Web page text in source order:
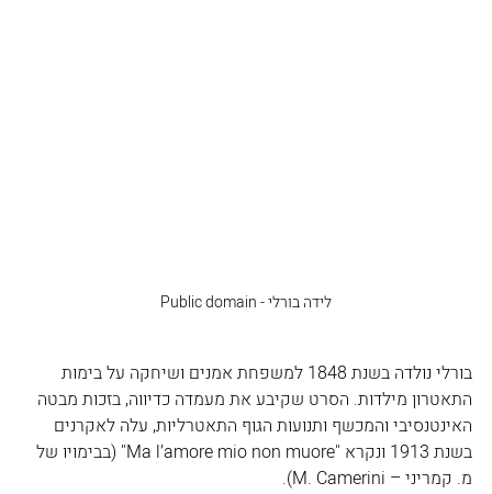
לידה בורלי - Public domain
בורלי נולדה בשנת 1848 למשפחת אמנים ושיחקה על בימות
התאטרון מילדות. הסרט שקיבע את מעמדה כדיווה, בזכות מבטה
האינטנסיבי והמכשף ותנועות הגוף התאטרליות, עלה לאקרנים
בשנת 1913 ונקרא "Ma l’amore mio non muore" (בבימויו של
מ. קמריני – M. Camerini).